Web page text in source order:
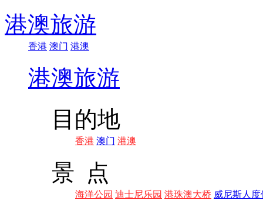
港澳旅游
香港 澳门 港澳
港澳旅游
目的地
香港 澳门 港澳
景 点
海洋公园 迪士尼乐园 港珠澳大桥 威尼斯人度